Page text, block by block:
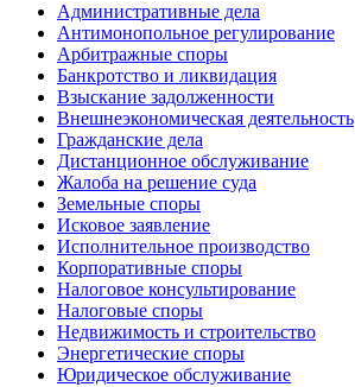
Административные дела
Антимонопольное регулирование
Арбитражные споры
Банкротство и ликвидация
Взыскание задолженности
Внешнеэкономическая деятельность
Гражданские дела
Дистанционное обслуживание
Жалоба на решение суда
Земельные споры
Исковое заявление
Исполнительное производство
Корпоративные споры
Налоговое консультирование
Налоговые споры
Недвижимость и строительство
Энергетические споры
Юридическое обслуживание